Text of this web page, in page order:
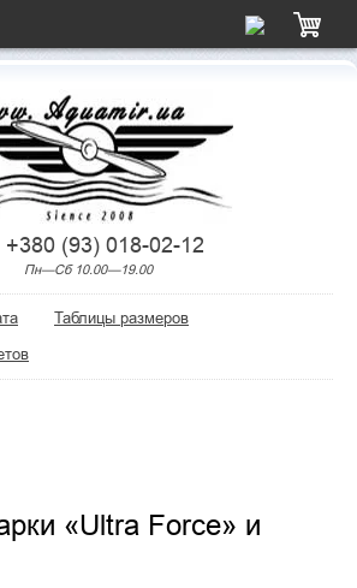
+380 (93) 018-02-12
Пн—Сб 10.00—19.00
Таблицы размеров
«Ultra Force» и